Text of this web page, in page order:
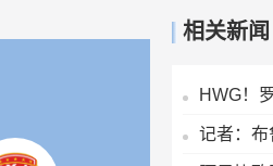
相关新闻